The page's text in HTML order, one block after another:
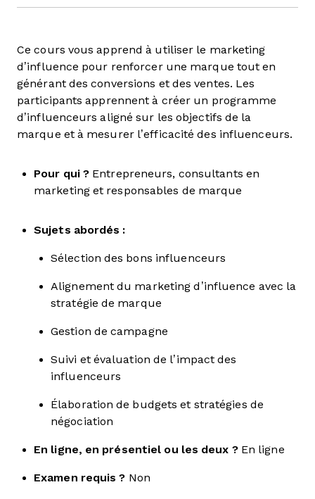
Ce cours vous apprend à utiliser le marketing
d’influence pour renforcer une marque tout en
générant des conversions et des ventes. Les
participants apprennent à créer un programme
d’influenceurs aligné sur les objectifs de la
marque et à mesurer l’efficacité des influenceurs.
Pour qui ? Entrepreneurs, consultants en
marketing et responsables de marque
Sujets abordés :
Sélection des bons influenceurs
Alignement du marketing d’influence avec la
stratégie de marque
Gestion de campagne
Suivi et évaluation de l’impact des
influenceurs
Élaboration de budgets et stratégies de
négociation
En ligne, en présentiel ou les deux ?En ligne
Examen requis ? Non